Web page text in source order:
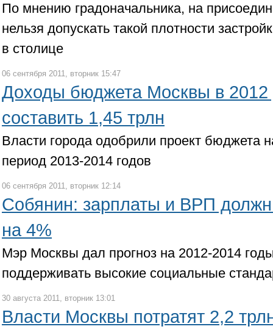
По мнению градоначальника, на
нельзя допускать такой плотности
в столице
06 сентября 2011, вторник 15:47
Доходы бюджета Москвы в
составить 1,45 трлн
Власти города одобрили проект бюджета
период 2013-2014 годов
06 сентября 2011, вторник 12:14
Собянин: зарплаты и ВРП
на 4%
Мэр Москвы дал прогноз на 2012-2014
поддерживать высокие социальные
30 августа 2011, вторник 13:01
Власти Москвы потратят 2,2